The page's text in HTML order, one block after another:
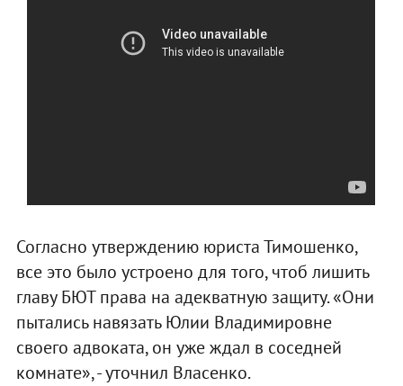
Согласно утверждению юриста Тимошенко,
все это было устроено для того, чтоб лишить
главу БЮТ права на адекватную защиту. «Они
пытались навязать Юлии Владимировне
своего адвоката, он уже ждал в соседней
комнате», - уточнил Власенко.